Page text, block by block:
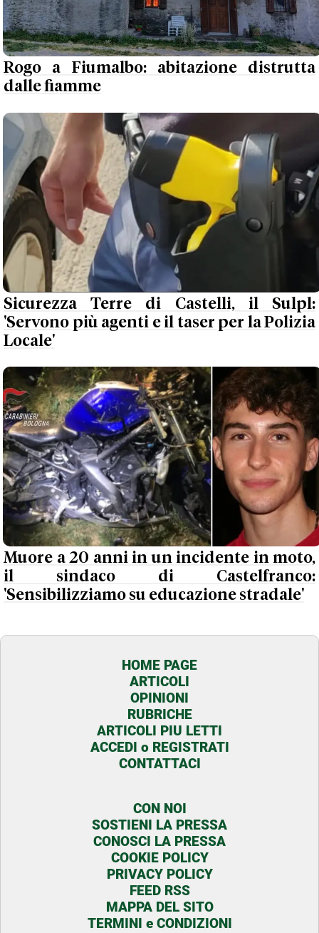
Rogo a Fiumalbo: abitazione distrutta
dalle fiamme
Sicurezza Terre di Castelli, il Sulpl:
'Servono più agenti e il taser per la Polizia
Locale'
Muore a 20 anni in un incidente in moto,
il sindaco di Castelfranco:
'Sensibilizziamo su educazione stradale'
HOME PAGE
ARTICOLI
OPINIONI
RUBRICHE
ARTICOLI PIU LETTI
ACCEDI o REGISTRATI
CONTATTACI
CON NOI
SOSTIENI LA PRESSA
CONOSCI LA PRESSA
COOKIE POLICY
PRIVACY POLICY
FEED RSS
MAPPA DEL SITO
TERMINI e CONDIZIONI